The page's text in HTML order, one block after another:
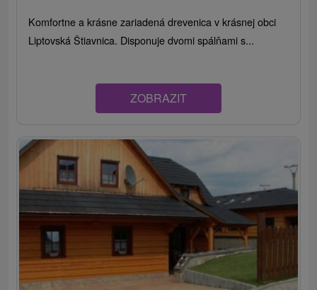
Komfortne a krásne zariadená drevenica v krásnej obci
Liptovská Štiavnica. Disponuje dvomi spálňami s...
ZOBRAZIT